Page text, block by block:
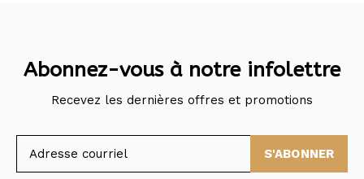
Abonnez-vous à notre infolettre
Recevez les dernières offres et promotions
S'ABONNER